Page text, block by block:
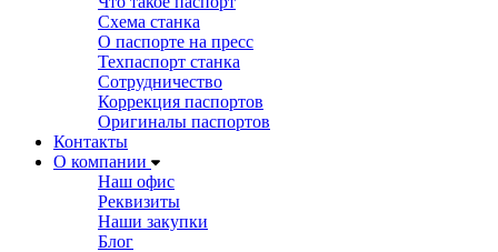
Схема станка
О паспорте на пресс
Техпаспорт станка
Сотрудничество
Коррекция паспортов
Оригиналы паспортов
Контакты
О компании
Наш офис
Реквизиты
Наши закупки
Блог